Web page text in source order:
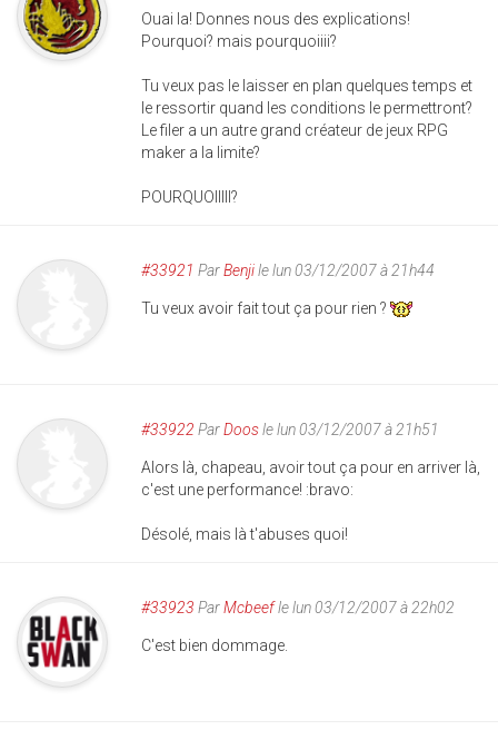
Ouai la! Donnes nous des explications!
Pourquoi? mais pourquoiiii?
Tu veux pas le laisser en plan quelques temps et
le ressortir quand les conditions le permettront?
Le filer a un autre grand créateur de jeux RPG
maker a la limite?
POURQUOIIIII?
#33921 ParBenjile lun 03/12/2007 à 21h44
Tu veux avoir fait tout ça pour rien ?
#33922 ParDoosle lun 03/12/2007 à 21h51
Alors là, chapeau, avoir tout ça pour en arriver là,
c'est une performance! :bravo:
Désolé, mais là t'abuses quoi!
#33923 ParMcbeefle lun 03/12/2007 à 22h02
C'est bien dommage.